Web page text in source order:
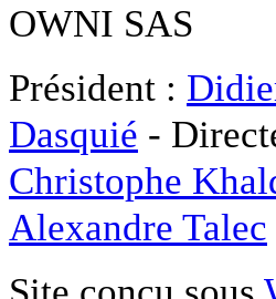
OWNI SAS
Président :
Dasquié -
Christophe
Alexandre Talec